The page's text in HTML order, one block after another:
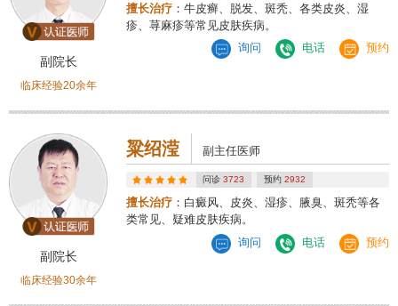
副院长
临床经验20余年
擅长治疗 ：牛皮癣、脱发、斑秃、各类皮炎、湿
疹、荨麻疹等常见皮肤疾病。
询问
电话 预约
副院长
临床经验30余年
粱绍滢 副主任医师
问诊3723 预约 2932
擅长治疗 ：白癜风、皮炎、湿疹、腋臭、斑秃等各
类常见、疑难皮肤疾病。
询问
电话 预约